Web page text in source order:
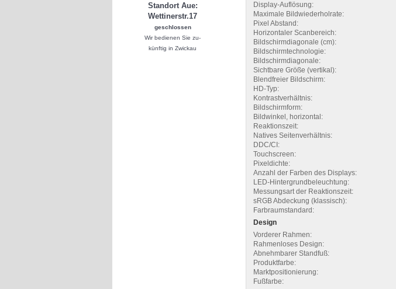
Standort Aue:
Wettinerstr.17
geschlossen
Wir bedienen Sie zu-
künftig in Zwickau
Display-Auflösung:
Maximale Bildwiederholrate:
Pixel Abstand:
Horizontaler Scanbereich:
Bildschirmdiagonale (cm):
Bildschirmtechnologie:
Bildschirmdiagonale:
Sichtbare Größe (vertikal):
Blendfreier Bildschirm:
HD-Typ:
Kontrastverhältnis:
Bildschirmform:
Bildwinkel, horizontal:
Reaktionszeit:
Natives Seitenverhältnis:
DDC/CI:
Touchscreen:
Pixeldichte:
Anzahl der Farben des Displays:
LED-Hintergrundbeleuchtung:
Messungsart der Reaktionszeit:
sRGB Abdeckung (klassisch):
Farbraumstandard:
Design
Vorderer Rahmen:
Rahmenloses Design:
Abnehmbarer Standfuß:
Produktfarbe:
Marktpositionierung:
Fußfarbe: